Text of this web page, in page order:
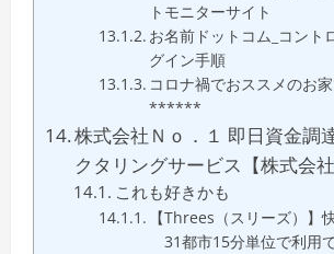
トモニターサイト
お名前ドットコム_コント
グイン手順
コロナ禍でおススメのお
******
株式会社Ｎｏ．１ 即日資金調
クタリングサービス【株式会社
これも好きかも
【Threes（スリーズ）】
31都市15分単位で利用